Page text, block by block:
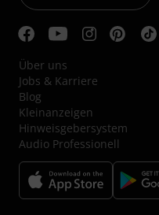
Über uns
Jobs & Karriere
Blog
Kleinanzeigen
Hinweisgebersystem
Audio Professionell